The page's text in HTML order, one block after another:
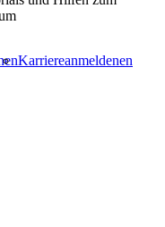
Karriereanmeldenen